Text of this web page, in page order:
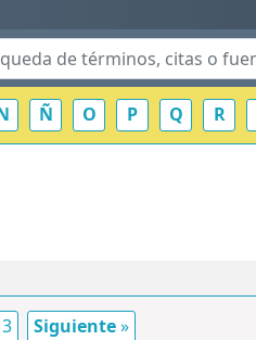
Ñ O P Q R
3 Siguiente»